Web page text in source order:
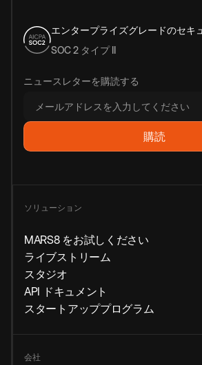
エンタープライズグレードのセキ
SOC 2 タイプ II
ニュースレターを購読する
ソリューション
MARS8 をお試しください
ライブストリーム
スタジオ
API ドキュメント
スタートアッププログラム
会社